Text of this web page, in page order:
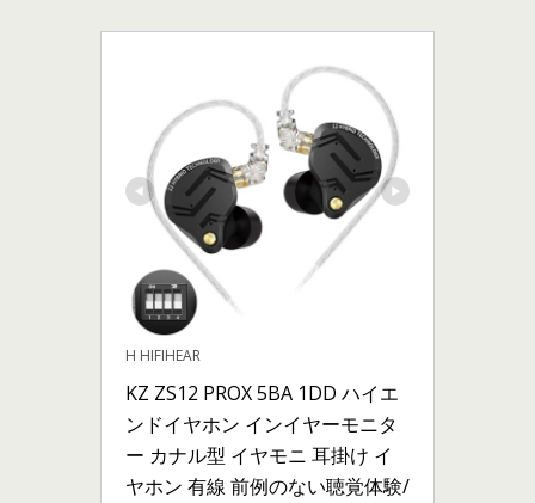
H HIFIHEAR
KZ ZS12 PROX 5BA 1DD ハイエ
ンドイヤホン インイヤーモニタ
ー カナル型 イヤモニ 耳掛け イ
ヤホン 有線 前例のない聴覚体験/